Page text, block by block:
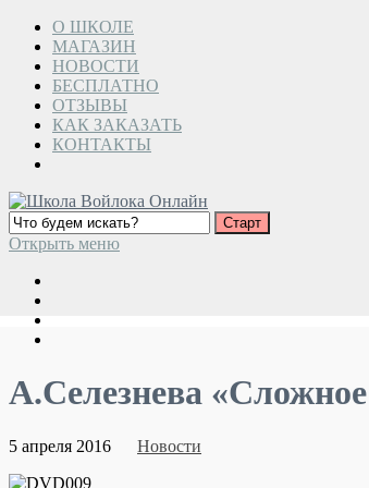
О ШКОЛЕ
МАГАЗИН
НОВОСТИ
БЕСПЛАТНО
ОТЗЫВЫ
КАК ЗАКАЗАТЬ
КОНТАКТЫ
Открыть меню
А.Селезнева
5 апреля 2016 Новости